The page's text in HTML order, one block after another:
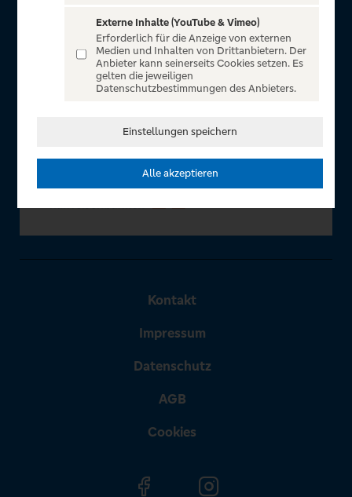
für alle Kunden der Volksbanken Raiffeisenbanken. Auf
unserem einzigartigen Portal finden Sie Tickets für
atemberaubende Konzerte, Musicals und Shows, die
Fußball-Bundesliga sowie die Champions League und die
In Zusammenarbeit mit
Kontakt
Impressum
Datenschutz
AGB
Cookies
Externe Inhalte (YouTube & Vimeo)
Erforderlich für die Anzeige von externen
Medien und Inhalten von Drittanbietern. Der
Anbieter kann seinerseits Cookies setzen. Es
gelten die jeweiligen
Datenschutzbestimmungen des Anbieters.
Einstellungen speichern
Alle akzeptieren